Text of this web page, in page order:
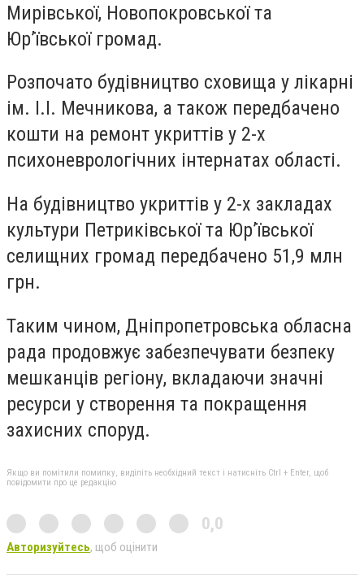
Мирівської, Новопокровської та
Юрʼївської громад.
Розпочато будівництво сховища у лікарні
ім. I.I. Мечникова, а також передбачено
кошти на ремонт укриттів у 2-х
психоневрологічних інтернатах області.
На будівництво укриттів у 2-х закладах
культури Петриківської та Юрʼївської
селищних громад передбачено 51,9 млн
грн.
Таким чином, Дніпропетровська обласна
рада продовжує забезпечувати безпеку
мешканців регіону, вкладаючи значні
ресурси у створення та покращення
захисних споруд.
Якщо ви помітили помилку, виділіть необхідний текст і натисніть Ctrl + Enter, щоб
повідомити про це редакцію
0,0
Авторизуйтесь, щоб оцінити